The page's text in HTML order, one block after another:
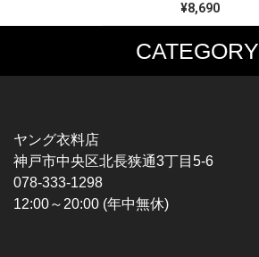
¥8,690
CATEGORY
MUSIC TEE
HARDCORE / PUNK
PROGLESSIVE ROCK
POPS
SOUL / R&B
T-SHIRTS
CHAMPION
ヤング衣料店
神戸市中央区北長狭通3丁目5-6
078-333-1298
12:00～20:00 (年中無休)